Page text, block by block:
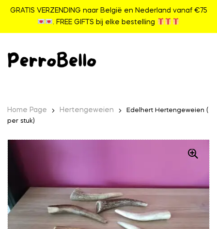
GRATIS VERZENDING naar België en Nederland vanaf €75
. FREE GIFTS bij elke bestelling
Home Page Hertengeweien
Edelhert Hertengeweien (
per stuk)